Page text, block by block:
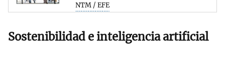
NTM / EFE
Sostenibilidad e inteligencia artificial